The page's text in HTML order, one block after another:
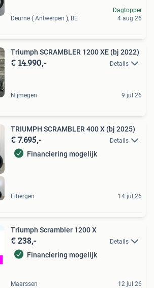
Deurne ( Antwerpen ), BE
Dagtopper
4 aug 26
Triumph SCRAMBLER 1200 XE (bj 2022)
€ 14.990,- Details
Nijmegen 9 jul 26
TRIUMPH SCRAMBLER 400 X (bj 2025)
€ 7.695,- Details
Financiering mogelijk
Eibergen 14 jul 26
Triumph Scrambler 1200 X
€ 238,- Details
Financiering mogelijk
Maarssen 12 jul 26